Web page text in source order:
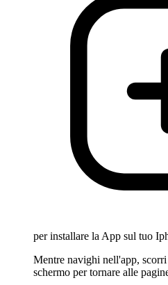
per installare la App sul tuo
Mentre navighi nell'app,
schermo per tornare alle